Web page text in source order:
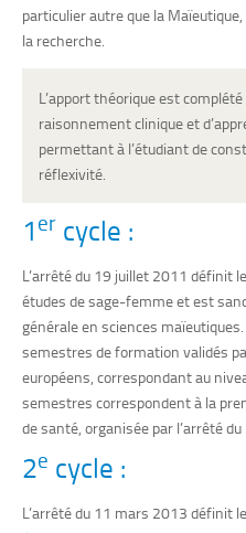
particulier autre que la
la recherche.
L’apport théorique est
raisonnement clinique et
permettant à l’étudiant de
réflexivité.
1er cycle :
L’arrêté du 19 juillet 2011 définit
études de sage-femme et est
générale en sciences
semestres de formation validés
européens, correspondant au
semestres correspondent à la
de santé, organisée par l’arrêté
2e cycle :
L’arrêté du 11 mars 2013 définit